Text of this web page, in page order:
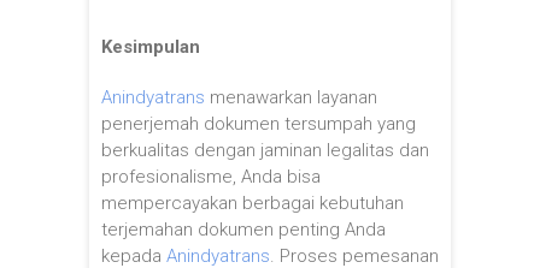
Kesimpulan
Anindyatrans menawarkan layanan
penerjemah dokumen tersumpah yang
berkualitas dengan jaminan legalitas dan
profesionalisme, Anda bisa
mempercayakan berbagai kebutuhan
terjemahan dokumen penting Anda
kepada Anindyatrans. Proses pemesanan